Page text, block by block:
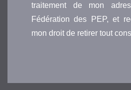
traitement de mon
Fédération des PEP, et
mon droit de retirer tout